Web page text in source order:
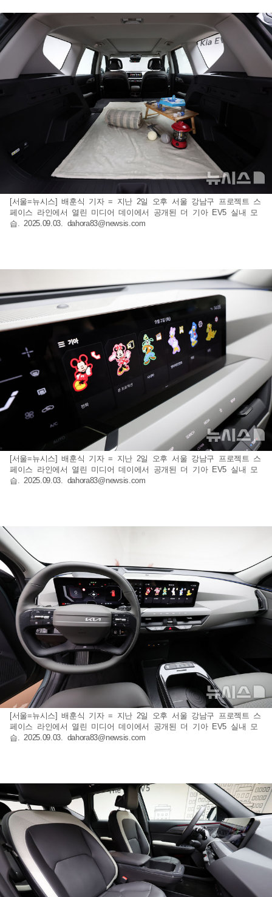
[서울=뉴시스] 배훈식 기자 = 지난 2일 오후 서울 강남구 프로젝트 스
페이스 라인에서 열린 미디어 데이에서 공개된 더 기아 EV5 실내 모
습. 2025.09.03. dahora83@newsis.com
[서울=뉴시스] 배훈식 기자 = 지난 2일 오후 서울 강남구 프로젝트 스
페이스 라인에서 열린 미디어 데이에서 공개된 더 기아 EV5 실내 모
습. 2025.09.03. dahora83@newsis.com
[서울=뉴시스] 배훈식 기자 = 지난 2일 오후 서울 강남구 프로젝트 스
페이스 라인에서 열린 미디어 데이에서 공개된 더 기아 EV5 실내 모
습. 2025.09.03. dahora83@newsis.com